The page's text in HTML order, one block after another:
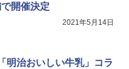
開催決定
2021年5月14日
明治おいしい牛乳」コラ